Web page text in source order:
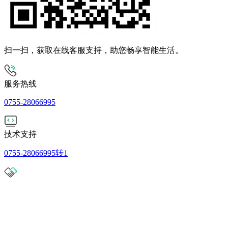
扫一扫，获取在线客服支持，助您畅享智能生活。
服务热线
0755-28066995
技术支持
0755-28066995转1